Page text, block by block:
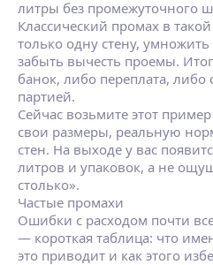
литры без промежуточного
Классический промах в
только одну стену, умножить
забыть вычесть проемы.
банок, либо переплата, либо
партией.
Сейчас возьмите этот
свои размеры, реальную
стен. На выходе у вас
литров и упаковок, а не
столько».
Частые промахи
Ошибки с расходом почти
— короткая таблица: что
это приводит и как этого